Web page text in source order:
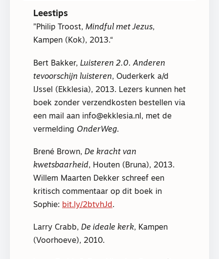
Leestips
Philip Troost, Mindful met Jezus,
Kampen (Kok), 2013.
Bert Bakker, Luisteren 2.0. Anderen
tevoorschijn luisteren, Ouderkerk a/d
IJssel (Ekklesia), 2013. Lezers kunnen het
boek zonder verzendkosten bestellen via
een mail aan info@ekklesia.nl, met de
vermelding OnderWeg.
Brené Brown, De kracht van
kwetsbaarheid, Houten (Bruna), 2013.
Willem Maarten Dekker schreef een
kritisch commentaar op dit boek in
Sophie: bit.ly/2btvhJd.
Larry Crabb, De ideale kerk, Kampen
(Voorhoeve), 2010.